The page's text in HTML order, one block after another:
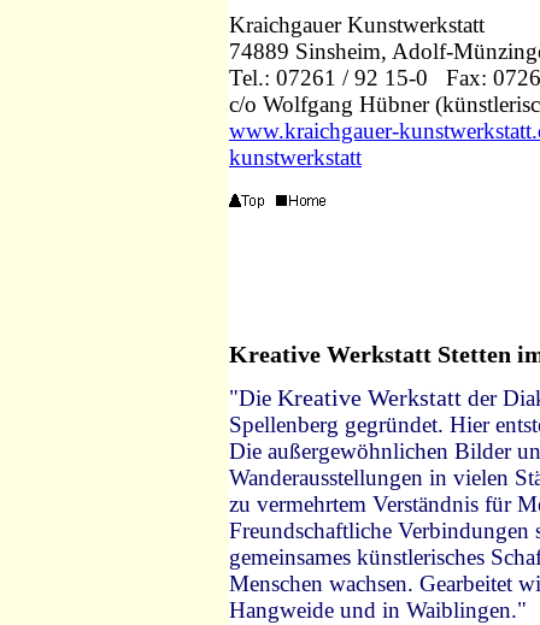
Kraichgauer Kunstwerkstatt
74889 Sinsheim, Adolf-
Tel.: 07261 / 92 15-0
Fax:
c/o Wolfgang Hübner
www.kraichgauer-
kunstwerkstatt
Kreative Werkstatt Stetten
"Die Kreative Werkstatt der
Spellenberg gegründet. Hier
Die außergewöhnlichen Bilder
Wanderausstellungen in vielen
zu vermehrtem Verständnis für
Freundschaftliche
gemeinsames künstlerisches
Menschen wachsen. Gearbeitet
Hangweide und in Waiblingen."